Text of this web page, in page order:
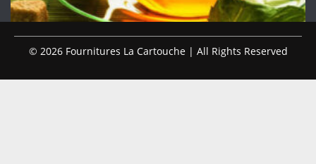
© 2026 Fournitures La Cartouche | All Rights Reserved